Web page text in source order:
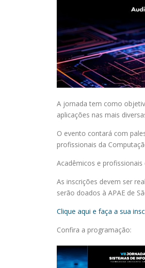
A jornada tem como
aplicações nas mais
O evento contará com
profissionais da
Acadêmicos e
As inscrições devem ser
serão doados à APAE de
Clique aqui e faça a sua
Confira a programação: